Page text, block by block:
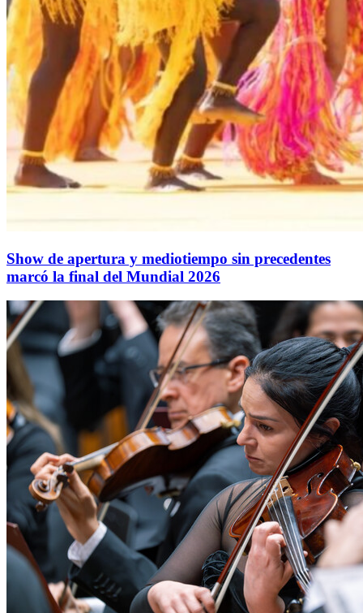
Show de apertura y mediotiempo sin precedentes
marcó la final del Mundial 2026